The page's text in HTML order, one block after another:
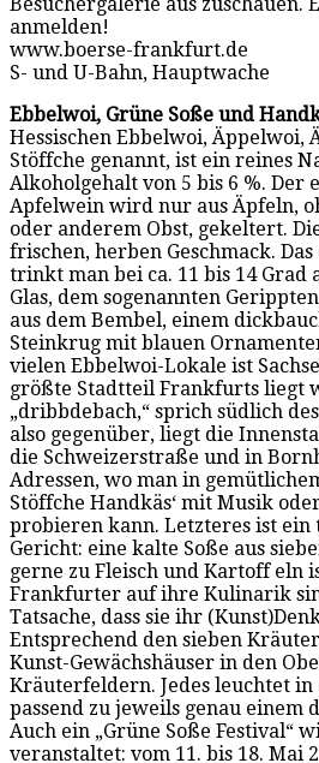
anmelden!
www.boerse-frankfurt.de
S- und U-Bahn, Hauptwache
Ebbelwoi, Grüne Soße und
Hessischen Ebbelwoi, Äppelwoi,
Stöffche genannt, ist ein reines
Alkoholgehalt von 5 bis 6 %. Der
Apfelwein wird nur aus Äpfeln,
oder anderem Obst, gekeltert.
frischen, herben Geschmack. Das
trinkt man bei ca. 11 bis 14 Grad
Glas, dem sogenannten
aus dem Bembel, einem
Steinkrug mit blauen
vielen Ebbelwoi-Lokale ist
größte Stadtteil Frankfurts liegt
„dribbdebach,“ sprich südlich
also gegenüber, liegt die
die Schweizerstraße und in
Adressen, wo man in
Stöffche Handkäs‘ mit Musik
probieren kann. Letzteres ist
Gericht: eine kalte Soße aus
gerne zu Fleisch und Kartoff eln
Frankfurter auf ihre Kulinarik
Tatsache, dass sie ihr
Entsprechend den sieben
Kunst-Gewächshäuser in den
Kräuterfeldern. Jedes leuchtet
passend zu jeweils genau einem
Auch ein „Grüne Soße Festival“
veranstaltet: vom 11. bis 18. Mai